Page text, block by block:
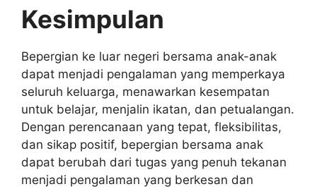
Kesimpulan
Bepergian ke luar negeri bersama anak-anak
dapat menjadi pengalaman yang memperkaya
seluruh keluarga, menawarkan kesempatan
untuk belajar, menjalin ikatan, dan petualangan.
Dengan perencanaan yang tepat, fleksibilitas,
dan sikap positif, bepergian bersama anak
dapat berubah dari tugas yang penuh tekanan
menjadi pengalaman yang berkesan dan